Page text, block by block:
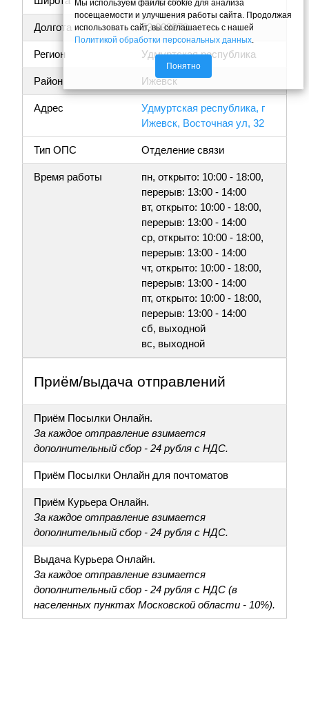
Долгота 53.238278
Регион Удмуртская республика
Район Ижевск
Адрес
Удмуртская республика, г
Ижевск, Восточная ул, 32
Тип ОПС Отделение связи
Время работы
пн, открыто: 10:00 - 18:00,
перерыв: 13:00 - 14:00
вт, открыто: 10:00 - 18:00,
перерыв: 13:00 - 14:00
ср, открыто: 10:00 - 18:00,
перерыв: 13:00 - 14:00
чт, открыто: 10:00 - 18:00,
перерыв: 13:00 - 14:00
пт, открыто: 10:00 - 18:00,
перерыв: 13:00 - 14:00
сб, выходной
вс, выходной
Приём/выдача отправлений
Приём Посылки Онлайн.
За каждое отправление взимается
дополнительный сбор - 24 рубля с НДС.
Приём Посылки Онлайн для почтоматов
Приём Курьера Онлайн.
За каждое отправление взимается
дополнительный сбор - 24 рубля с НДС.
Выдача Курьера Онлайн.
За каждое отправление взимается
дополнительный сбор - 24 рубля с НДС (в
населенных пунктах Московской области - 10%).
Мы используем файлы cookie для анализа
посещаемости и улучшения работы сайта. Продолжая
использовать сайт, вы соглашаетесь с нашей
Политикой обработки персональных данных
Понятно